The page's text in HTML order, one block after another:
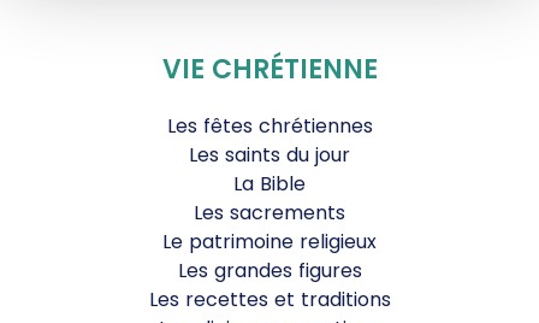
VIE CHRÉTIENNE
Les fêtes chrétiennes
Les saints du jour
La Bible
Les sacrements
Le patrimoine religieux
Les grandes figures
Les recettes et traditions